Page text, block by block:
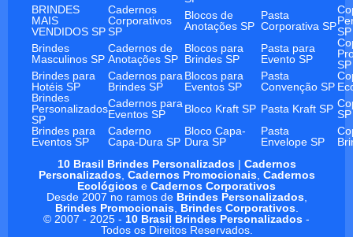
BRINDES
MAIS
VENDIDOS SP
Cadernos
Corporativos
SP
Blocos de
Anotações SP
Pasta
Corporativa SPSP
Brindes
Masculinos SP
Cadernos de
Anotações SP
Blocos para
Brindes SP
Pasta para
Evento SP
SP
Brindes para
Hotéis SP
Cadernos para
Brindes SP
Blocos para
Eventos SP
Pasta
Convenção SP
Brindes
Personalizados
SP
Cadernos para
Eventos SP
Bloco Kraft SP Pasta Kraft SP SP
Brindes para
Eventos SP
Caderno
Capa-Dura SP
Bloco Capa-
Dura SP
Pasta
Envelope SP
10 Brasil Brindes Personalizados| Cadernos
Personalizados, Cadernos Promocionais, Cadernos
Ecológicos e Cadernos Corporativos
Desde 2007 no ramos de Brindes Personalizados,
Brindes Promocionais, Brindes Corporativos.
© 2007 - 2025 - 10 Brasil Brindes Personalizados -
Todos os Direitos Reservados.